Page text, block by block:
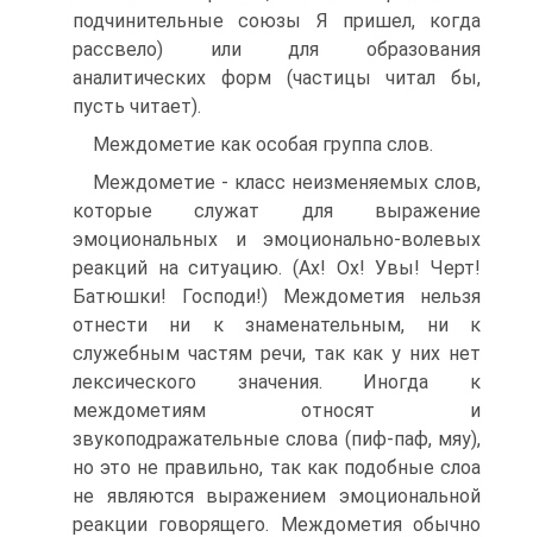
подчинительные союзы Я пришел, когда
рассвело) или для образования
аналитических форм (частицы читал бы,
пусть читает).
Междометие как особая группа слов.
Междометие - класс неизменяемых слов,
которые служат для выражение
эмоциональных и эмоционально-волевых
реакций на ситуацию. (Ах! Ох! Увы! Черт!
Батюшки! Господи!) Междометия нельзя
отнести ни к знаменательным, ни к
служебным частям речи, так как у них нет
лексического значения. Иногда к
междометиям относят и
звукоподражательные слова (пиф-паф, мяу),
но это не правильно, так как подобные слоа
не являются выражением эмоциональной
реакции говорящего. Междометия обычно